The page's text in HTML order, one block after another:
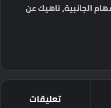
الجانبية، ناهيك عن
تعليقات